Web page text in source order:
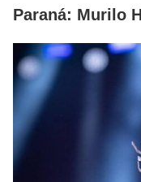
Paraná: Murilo